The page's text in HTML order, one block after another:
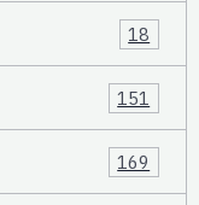
18
151
169